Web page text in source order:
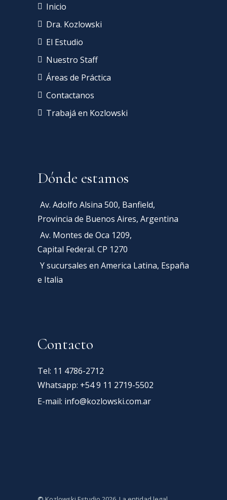
Inicio
Dra. Kozlowski
El Estudio
Nuestro Staff
Áreas de Práctica
Contactanos
Trabajá en Kozlowski
Dónde estamos
Av. Adolfo Alsina 500, Banfield,
Provincia de Buenos Aires, Argentina
Av. Montes de Oca 1209,
Capital Federal. CP 1270
Y sucursales en America Latina, España
e Italia
Contacto
Tel: 11 4786-2712
Whatsapp: +54 9 11 2719-5502
E-mail: info@kozlowski.com.ar